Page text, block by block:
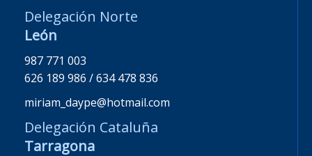
Delegación Norte
León
987 771 003
626 189 986 / 634 478 836
miriam_daype@hotmail.com
Delegación Cataluña
Tarragona